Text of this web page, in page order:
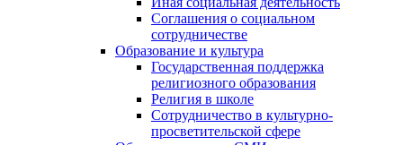
Соглашения о социальном
сотрудничестве
Образование и культура
Государственная поддержка
религиозного образования
Религия в школе
Сотрудничество в культурно-
просветительской сфере